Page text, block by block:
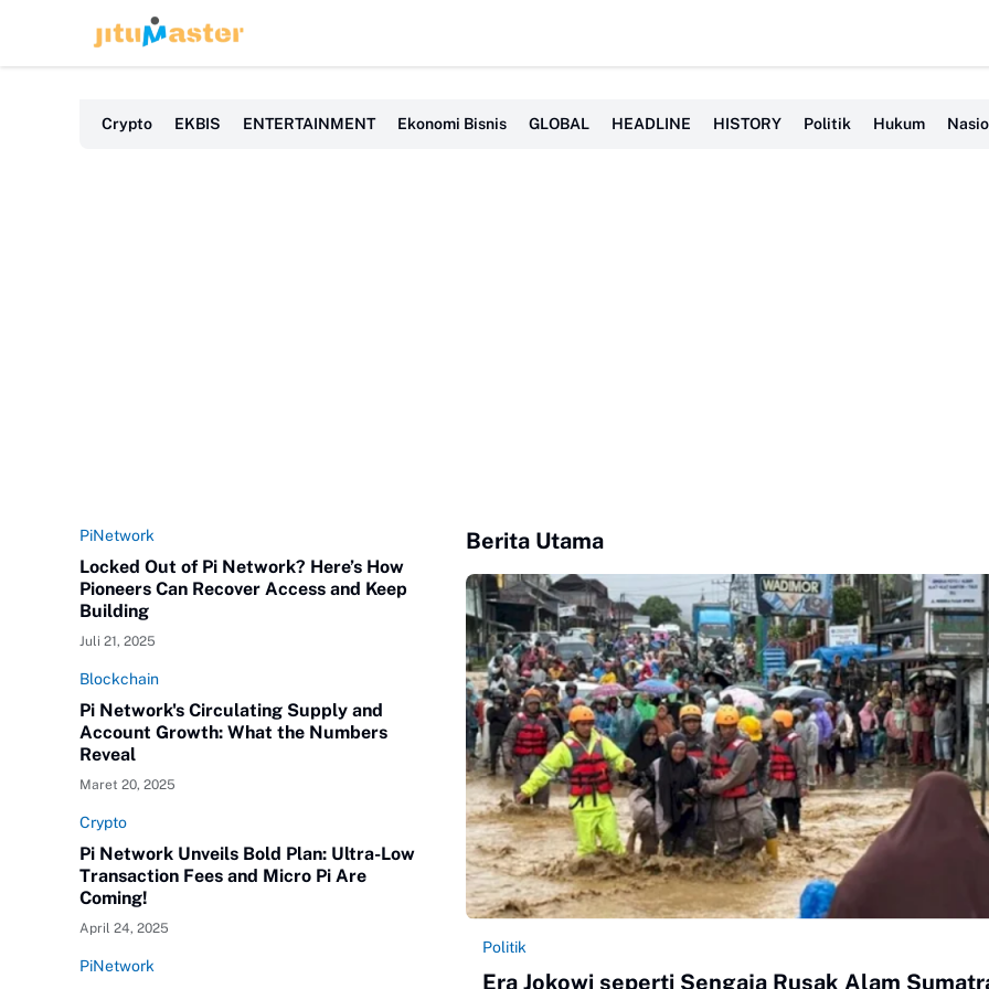
HEADLINE
Crypto EKBIS ENTERTAINMENT Ekonomi Bisnis GLOBAL HEADLINE HISTORY Politik Hukum
PiNetwork
Locked Out of Pi Network? Here’s How
Pioneers Can Recover Access and Keep
Building
Juli 21, 2025
Blockchain
Pi Network's Circulating Supply and
Account Growth: What the Numbers
Reveal
Maret 20, 2025
Crypto
Pi Network Unveils Bold Plan: Ultra-Low
Transaction Fees and Micro Pi Are
Coming!
April 24, 2025
PiNetwork
Berita Utama
Politik
Era Jokowi seperti Sengaja Rusak Alam